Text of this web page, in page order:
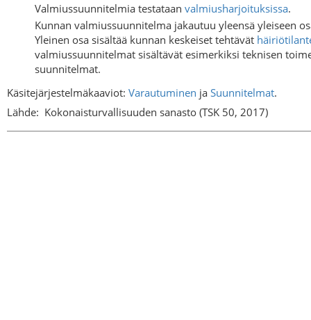
Valmiussuunnitelmia testataan valmiusharjoituksissa.
Kunnan valmiussuunnitelma jakautuu yleensä yleiseen
Yleinen osa sisältää kunnan keskeiset tehtävät
valmiussuunnitelmat sisältävät esimerkiksi teknisen
suunnitelmat.
Käsitejärjestelmäkaaviot: Varautuminen ja Suunnitelmat.
Lähde: Kokonaisturvallisuuden sanasto (TSK 50, 2017)